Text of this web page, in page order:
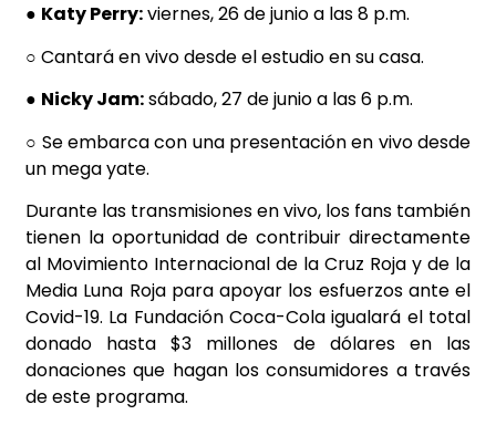
● Katy Perry:viernes, 26 de junio a las 8 p.m.
○ Cantará en vivo desde el estudio en su casa.
● Nicky Jam:sábado, 27 de junio a las 6 p.m.
○ Se embarca con una presentación en vivo desde
un mega yate.
Durante las transmisiones en vivo, los fans también
tienen la oportunidad de contribuir directamente
al Movimiento Internacional de la Cruz Roja y de la
Media Luna Roja para apoyar los esfuerzos ante el
Covid-19. La Fundación Coca-Cola igualará el total
donado hasta $3 millones de dólares en las
donaciones que hagan los consumidores a través
de este programa.